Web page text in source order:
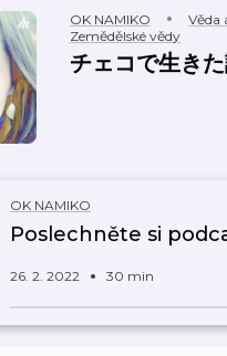
OK NAMIKO Věda
Zemědělské vědy
チェコで生き
OK NAMIKO
Poslechněte si
26. 2. 2022 30 min